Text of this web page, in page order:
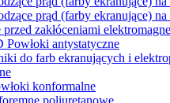
prąd (farby ekranujące)
zakłóceniami
Powłoki antystatyczne
do farb ekranujących i
konformalne
poliuretanowe